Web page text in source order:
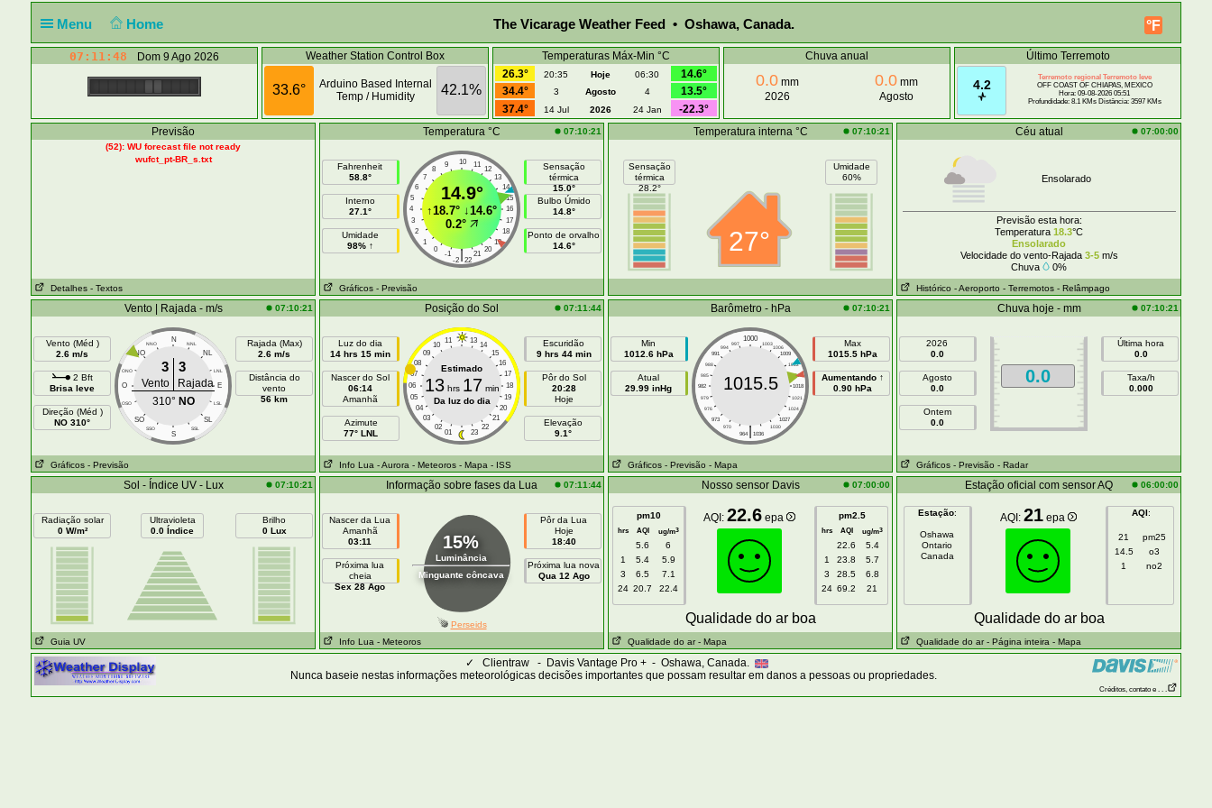
Menu Home °F
The Vicarage Weather Feed • Oshawa, Canada.
07:11:48 Dom 9 Ago 2026 Weather Station Control Box
33.6° 42.1%
Arduino Based Internal
Temp / Humidity
Temperaturas Máx-Min °C
26.3°
20:35 Hoje 06:30
14.6°
34.4°
3 Agosto 4
13.5°
37.4°
14 Jul 2026 24 Jan -22.3°
Chuva anual
0.0 mm
2026
0.0 mm
Agosto
Último Terremoto
4.2
Terremoto regional Terremoto leve
OFF COAST OF CHIAPAS, MEXICO
Hora: 09-08-2026 05:51
Profundidade: 8.1 KMs Distância: 3597 KMs
Previsão
(52): WU forecast file not ready
wufct_pt-BR_s.txt
Detalhes - Textos
Temperatura °C 07:10:21
Fahrenheit
58.8°
Interno
27.1°
Umidade
98% ↑
10
9 11
8
12
7
13
6
14
5
15
4
16
3
17
2
18
1
19
0
20
-1 21
|
-2 22
14.9°
↑18.7° ↓14.6°
0.2°
Sensação
térmica
15.0°
Bulbo Úmido
14.8°
Ponto de orvalho
14.6°
Gráficos - Previsão
Temperatura interna °C 07:10:21
Sensação
térmica
28.2°
27°
Umidade
60%
Céu atual 07:00:00
Ensolarado
Previsão esta hora:
Temperatura 18.3°C
Ensolarado
Velocidade do vento-Rajada 3-5m/s
Chuva
0%
Histórico - Aeroporto - Terremotos - Relâmpago
Vento | Rajada - m/s 07:10:21
Vento (Méd )
2.6 m/s
2 Bft
Brisa leve
Direção (Méd )
NO 310°
N
NNO NNL
NO NL
ONO LNL
O E
OSO LSL
SO SL
SSO SSL
S
3 3
Vento
Rajada
310° NO
Rajada (Max)
2.6 m/s
Distância do
vento
56 km
Gráficos - Previsão
Posição do Sol 07:11:44
Luz do dia
14 hrs 15 min
Nascer do Sol
06:14
Amanhã
Azimute
77° LNL
11 13
10
14
09
15
08
16
07
17
06
18
05
19
04
20
03
21
02
22
01 23
Estimado
13hrs 17 min
Da luz do dia
Escuridão
9 hrs 44 min
Pôr do Sol
20:28
Hoje
Elevação
9.1°
Info Lua - Aurora - Meteoros - Mapa - ISS
Barômetro - hPa 07:10:21
Min
1012.6 hPa
Atual
29.99 inHg
1000
997 1003
994
1006
991
1009
988
1012
985
1015
982
1018
979
1021
976
1024
973
1027
970
1030
|
964 1036
1015.5
Max
1015.5 hPa
Aumentando ↑
0.90 hPa
Gráficos - Previsão - Mapa
Chuva hoje - mm 07:10:21
2026
0.0
Agosto
0.0
Ontem
0.0
0.0
Última hora
0.0
Taxa/h
0.000
Gráficos - Previsão - Radar
Sol - Índice UV - Lux 07:10:21
Radiação solar
0 W/m²
Ultravioleta
0.0 Índice
Brilho
0 Lux
Guia UV
Informação sobre fases da Lua 07:11:44
Nascer da Lua
Amanhã
03:11
Próxima lua
cheia
Sex 28 Ago
15%
Luminância
Minguante côncava
Pôr da Lua
Hoje
18:40
Próxima lua nova
Qua 12 Ago
Perseids
Info Lua - Meteoros
Nosso sensor Davis 07:00:00
pm10
hrs AQI ug/m3
5.6
6
1
5.4
5.9
3
6.5
7.1
24 20.7 22.4
AQI: 22.6 epa pm2.5
hrs AQI ug/m3
22.6
5.4
1
23.8
5.7
3
28.5
6.8
24 69.2 21
Qualidade do ar boa
Qualidade do ar - Mapa
Estação oficial com sensor AQ 06:00:00
Estação:
Oshawa
Ontario
Canada
AQI: 21 epa AQI:
21
pm25
14.5
o3
1
no2
Qualidade do ar boa
Qualidade do ar - Página inteira - Mapa
✓
Clientraw - Davis Vantage Pro + - Oshawa, Canada.
Nunca baseie nestas informações meteorológicas decisões importantes que possam resultar em danos a pessoas ou propriedades.
Créditos, contato e . . .